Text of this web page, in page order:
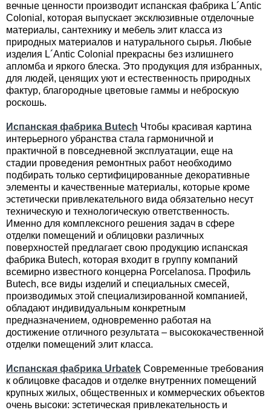
вечные ценности производит испанская фабрика L´Antic
Colonial, которая выпускает эксклюзивные отделочные
материалы, сантехнику и мебель элит класса из
природных материалов и натурального сырья. Любые
изделия L´Antic Colonial прекрасны без излишнего
апломба и яркого блеска. Это продукция для избранных,
для людей, ценящих уют и естественность природных
фактур, благородные цветовые гаммы и неброскую
роскошь.
Испанская фабрика Butech Чтобы красивая картина
интерьерного убранства стала гармоничной и
практичной в повседневной эксплуатации, еще на
стадии проведения ремонтных работ необходимо
подбирать только сертифицированные декоративные
элементы и качественные материалы, которые кроме
эстетически привлекательного вида обязательно несут
техническую и технологическую ответственность.
Именно для комплексного решения задач в сфере
отделки помещений и облицовки различных
поверхностей предлагает свою продукцию испанская
фабрика Butech, которая входит в группу компаний
всемирно известного концерна Porcelanosa. Профиль
Butech, все виды изделий и специальных смесей,
производимых этой специализированной компанией,
обладают индивидуальным конкретным
предназначением, одновременно работая на
достижение отличного результата – высококачественной
отделки помещений элит класса.
Испанская фабрика Urbatek Современные требования
к облицовке фасадов и отделке внутренних помещений
крупных жилых, общественных и коммерческих объектов
очень высоки: эстетическая привлекательность и